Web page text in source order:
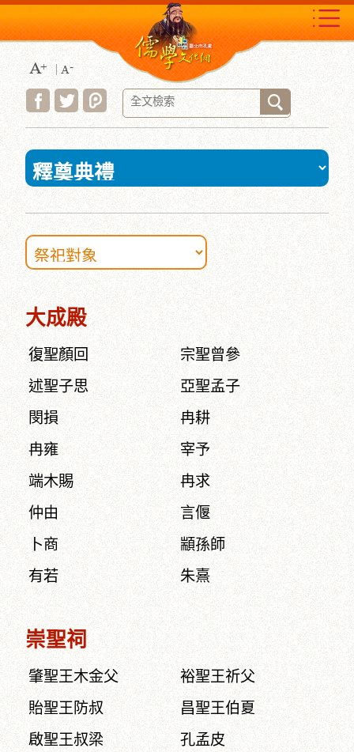
到
主
要
內
容
區
塊
:::
大成殿
復聖顏回
宗聖曾參
述聖子思
亞聖孟子
閔損
冉耕
冉雍
宰予
端木賜
冉求
仲由
言偃
卜商
顓孫師
有若
朱熹
崇聖祠
肇聖王木金父
裕聖王祈父
貽聖王防叔
昌聖王伯夏
啟聖王叔梁
孔孟皮